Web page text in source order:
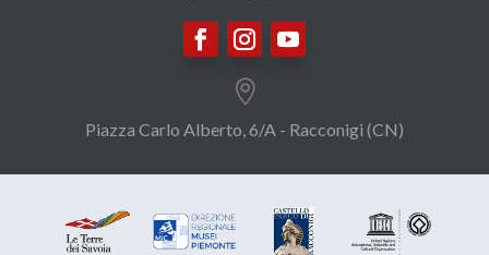

Piazza Carlo Alberto, 6/A - Racconigi (CN)